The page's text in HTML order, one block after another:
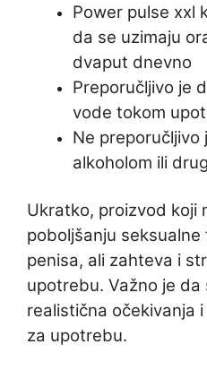
Power pulse xxl
da se uzimaju
dvaput dnevno
Preporučljivo je
vode tokom
Ne preporučljivo
alkoholom ili
Ukratko, proizvod koji
poboljšanju
penisa, ali zahteva i
upotrebu. Važno je da
realistična očekivanja
za upotrebu.